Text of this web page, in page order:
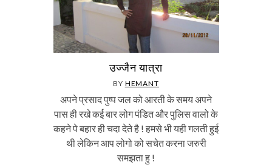
उज्जैन यात्रा
BY HEMANT
अपने प्रसाद पुष्प जल को आरती के समय अपने
पास ही रखे कई बार लोग पंडित और पुलिस वालो के
कहने पे बहार ही चदा देते है ! हमसे भी यही गलती हुई
थी लेकिन आप लोगो को सचेत करना जरुरी
समझता हु !